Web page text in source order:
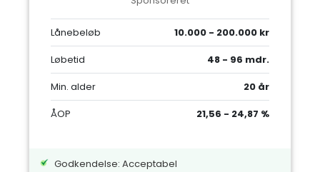
Lånebeløb
10.000 - 200.000 kr
Løbetid
48 - 96 mdr.
Min. alder
20 år
ÅOP
21,56 - 24,87 %
Godkendelse: Acceptabel